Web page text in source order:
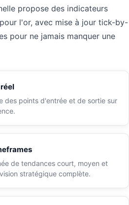
propose des indicateurs
l'or, avec mise à jour tick-by-
pour ne jamais manquer une
des points d'entrée et de sortie sur
de tendances court, moyen et
stratégique complète.